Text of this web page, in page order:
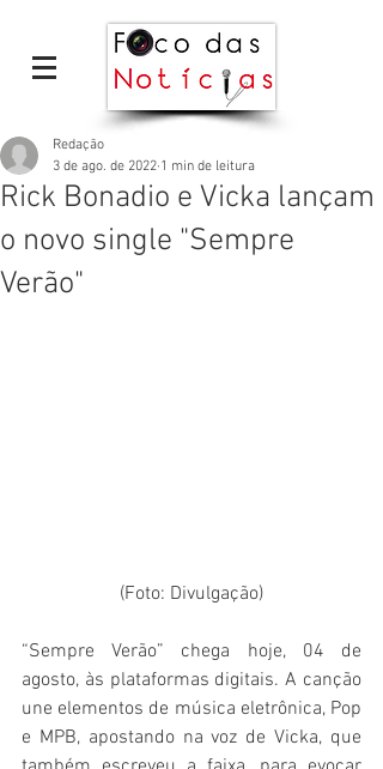
Rick Bonadio e Vicka lançam
o novo single "Sempre
Verão"
Redação
3 de ago. de 2022 1 min de leitura
(Foto: Divulgação)
“Sempre Verão” chega hoje, 04 de
agosto, às plataformas digitais. A canção
une elementos de música eletrônica, Pop
e MPB, apostando na voz de Vicka, que